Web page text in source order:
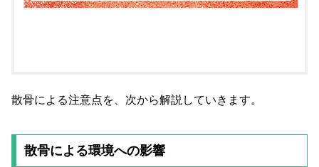
散骨による注意点を、次から解説していきます。
散骨による環境への影響